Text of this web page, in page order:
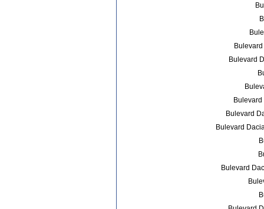
Bulevard
Bulevard
Bulevard
Bulevard